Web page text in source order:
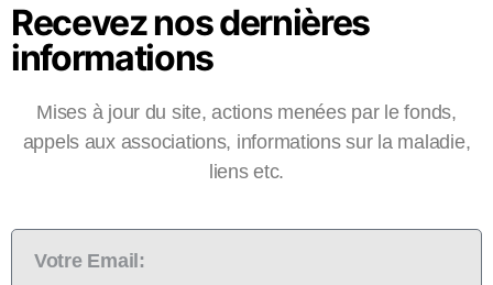
Recevez nos dernières
informations
Mises à jour du site, actions menées par le fonds,
appels aux associations, informations sur la maladie,
liens etc.